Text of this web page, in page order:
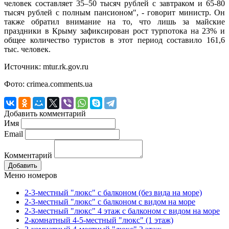
человек составляет 35–50 тысяч рублей с завтраком и 65-80
тысяч рублей с полным пансионом", - говорит министр. Он
также обратил внимание на то, что лишь за майские
праздники в Крыму зафиксирован рост турпотока на 23% и
общее количество туристов в этот период составило 161,6
тыс. человек.
Источник: mtur.rk.gov.ru
Фото: crimea.comments.ua
Добавить комментарий
Имя
Email
Комментарий
Добавить
Меню номеров
2-3-местный "люкс" с балконом (без вида на море)
2-3-местный "люкс" с балконом с видом на море
2-3-местный "люкс" 4 этаж с балконом с видом на море
2-комнатный 4-5-местный "люкс" (1 этаж)